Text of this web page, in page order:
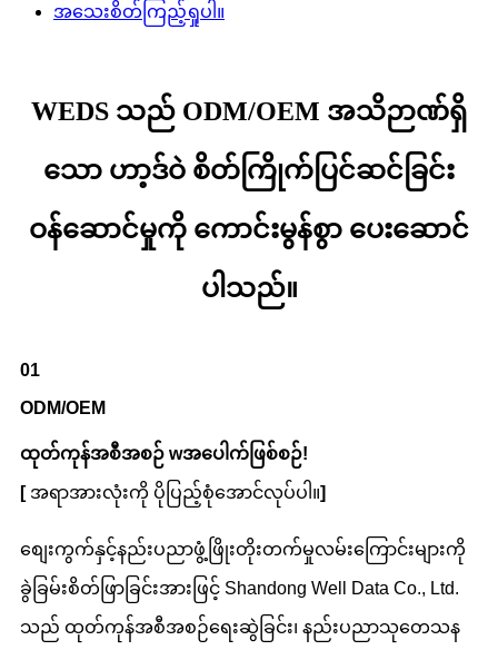
အသေးစိတ်ကြည့်ရှုပါ။
WEDS သည် ODM/OEM အသိဉာဏ်ရှိ
သော ဟာ့ဒ်ဝဲ စိတ်ကြိုက်ပြင်ဆင်ခြင်း
ဝန်ဆောင်မှုကို ကောင်းမွန်စွာ ပေးဆောင်
ပါသည်။
01
ODM/OEM
ထုတ်ကုန်အစီအစဉ် wအပေါက်ဖြစ်စဉ်!
[ အရာအားလုံးကို ပိုပြည့်စုံအောင်လုပ်ပါ။]
စျေးကွက်နှင့်နည်းပညာဖွံ့ဖြိုးတိုးတက်မှုလမ်းကြောင်းများကို
ခွဲခြမ်းစိတ်ဖြာခြင်းအားဖြင့် Shandong Well Data Co., Ltd.
သည် ထုတ်ကုန်အစီအစဉ်ရေးဆွဲခြင်း၊ နည်းပညာသုတေသန